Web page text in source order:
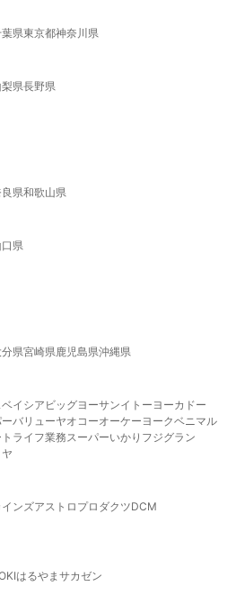
県東京都神奈川県
梨県長野県
県和歌山県
口県
分県宮崎県鹿児島県沖縄県
ベイシア ビッグヨーサンイトーヨーカドー
バリューヤオコーオーケー ヨークベニマル
ライフ業務スーパーいかり フジグラン
インズアストロプロダクツDCM
はるやま サカゼン